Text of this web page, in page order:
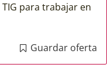
para trabajar en
Guardar oferta